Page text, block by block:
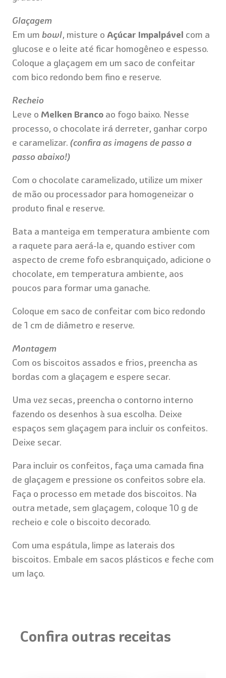
Glaçagem
Em um bowl, misture o Açúcar Impalpável com a
glucose e o leite até ficar homogêneo e espesso.
Coloque a glaçagem em um saco de confeitar
com bico redondo bem fino e reserve.
Recheio
Leve o Melken Branco ao fogo baixo. Nesse
processo, o chocolate irá derreter, ganhar corpo
e caramelizar. (confira as imagens de passo a
passo abaixo!)
Com o chocolate caramelizado, utilize um mixer
de mão ou processador para homogeneizar o
produto final e reserve.
Bata a manteiga em temperatura ambiente com
a raquete para aerá-la e, quando estiver com
aspecto de creme fofo esbranquiçado, adicione o
chocolate, em temperatura ambiente, aos
poucos para formar uma ganache.
Coloque em saco de confeitar com bico redondo
de 1 cm de diâmetro e reserve.
Montagem
Com os biscoitos assados e frios, preencha as
bordas com a glaçagem e espere secar.
Uma vez secas, preencha o contorno interno
fazendo os desenhos à sua escolha. Deixe
espaços sem glaçagem para incluir os confeitos.
Deixe secar.
Para incluir os confeitos, faça uma camada fina
de glaçagem e pressione os confeitos sobre ela.
Faça o processo em metade dos biscoitos. Na
outra metade, sem glaçagem, coloque 10 g de
recheio e cole o biscoito decorado.
Com uma espátula, limpe as laterais dos
biscoitos. Embale em sacos plásticos e feche com
um laço.
Confira outras receitas